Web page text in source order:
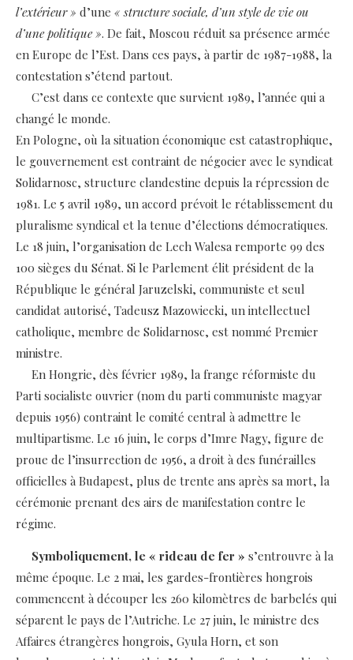
l’extérieur » d’une « structure sociale, d’un style de vie ou
d’une politique ». De fait, Moscou réduit sa présence armée
en Europe de l’Est. Dans ces pays, à partir de 1987-1988, la
contestation s’étend partout.
C’est dans ce contexte que survient 1989, l’année qui a
changé le monde.
En Pologne, où la situation économique est catastrophique,
le gouvernement est contraint de négocier avec le syndicat
Solidarnosc, structure clandestine depuis la répression de
1981. Le 5 avril 1989, un accord prévoit le rétablissement du
pluralisme syndical et la tenue d’élections démocratiques.
Le 18 juin, l’organisation de Lech Walesa remporte 99 des
100 sièges du Sénat. Si le Parlement élit président de la
République le général Jaruzelski, communiste et seul
candidat autorisé, Tadeusz Mazowiecki, un intellectuel
catholique, membre de Solidarnosc, est nommé Premier
ministre.
En Hongrie, dès février 1989, la frange réformiste du
Parti socialiste ouvrier (nom du parti communiste magyar
depuis 1956) contraint le comité central à admettre le
multipartisme. Le 16 juin, le corps d’Imre Nagy, figure de
proue de l’insurrection de 1956, a droit à des funérailles
officielles à Budapest, plus de trente ans après sa mort, la
cérémonie prenant des airs de manifestation contre le
régime.
Symboliquement, le « rideau de fer » s’entrouvre à la
même époque. Le 2 mai, les gardes-frontières hongrois
commencent à découper les 260 kilomètres de barbelés qui
séparent le pays de l’Autriche. Le 27 juin, le ministre des
Affaires étrangères hongrois, Gyula Horn, et son